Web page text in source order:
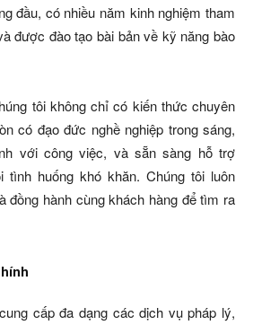
đầu, có nhiều năm kinh nghiệm tham
được đào tạo bài bản về kỹ năng bào
tôi không chỉ có kiến thức chuyên
có đạo đức nghề nghiệp trong sáng,
với công việc, và sẵn sàng hỗ trợ
tình huống khó khăn. Chúng tôi luôn
đồng hành cùng khách hàng để tìm ra
cấp đa dạng các dịch vụ pháp lý,